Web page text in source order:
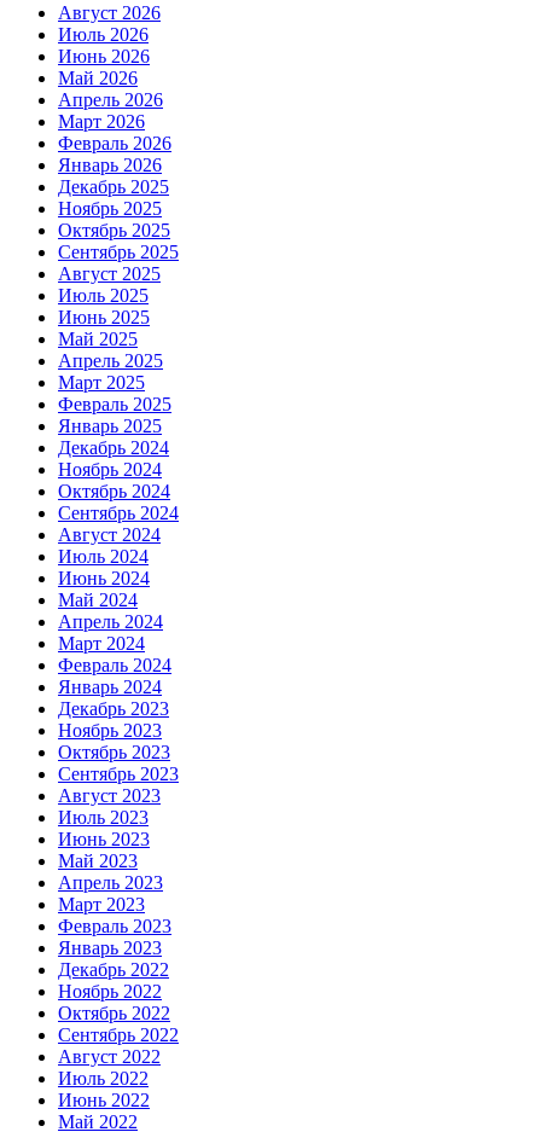
Август 2026
Июль 2026
Июнь 2026
Май 2026
Апрель 2026
Март 2026
Февраль 2026
Январь 2026
Декабрь 2025
Ноябрь 2025
Октябрь 2025
Сентябрь 2025
Август 2025
Июль 2025
Июнь 2025
Май 2025
Апрель 2025
Март 2025
Февраль 2025
Январь 2025
Декабрь 2024
Ноябрь 2024
Октябрь 2024
Сентябрь 2024
Август 2024
Июль 2024
Июнь 2024
Май 2024
Апрель 2024
Март 2024
Февраль 2024
Январь 2024
Декабрь 2023
Ноябрь 2023
Октябрь 2023
Сентябрь 2023
Август 2023
Июль 2023
Июнь 2023
Май 2023
Апрель 2023
Март 2023
Февраль 2023
Январь 2023
Декабрь 2022
Ноябрь 2022
Октябрь 2022
Сентябрь 2022
Август 2022
Июль 2022
Июнь 2022
Май 2022